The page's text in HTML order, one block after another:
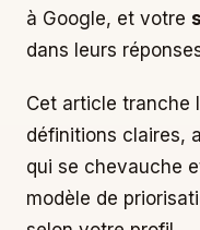
à Google, et votre
dans leurs
Cet article tranche
définitions claires,
qui se chevauche
modèle de